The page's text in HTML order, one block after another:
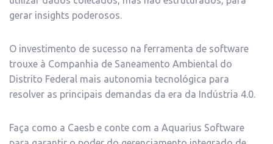
gerar insights poderosos.
O investimento de sucesso na ferramenta de software
trouxe à Companhia de Saneamento Ambiental do
Distrito Federal mais autonomia tecnológica para
resolver as principais demandas da era da Indústria 4.0.
Faça como a Caesb e conte com a Aquarius Software